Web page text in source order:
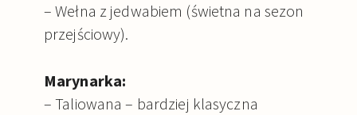
– Wełna z jedwabiem (świetna na sezon
przejściowy).
Marynarka:
– Taliowana – bardziej klasyczna